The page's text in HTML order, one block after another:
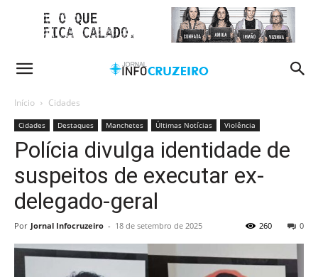
Início Cidades
Cidades Destaques Manchetes Últimas Notícias Violência
Polícia divulga identidade de
suspeitos de executar ex-
delegado-geral
Por Jornal Infocruzeiro - 18 de setembro de 2025 0
260